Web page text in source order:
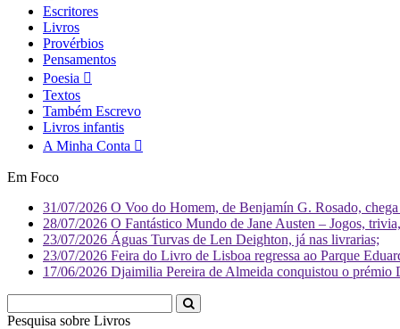
Escritores
Livros
Provérbios
Pensamentos
Poesia
Textos
Também Escrevo
Livros infantis
A Minha Conta
Em Foco
31/07/2026 O Voo do Homem, de Benjamín G. Rosado,
28/07/2026 O Fantástico Mundo de Jane Austen – Jogos,
23/07/2026 Águas Turvas de Len Deighton, já nas livrarias;
23/07/2026 Feira do Livro de Lisboa regressa ao Parque
17/06/2026 Djaimilia Pereira de Almeida conquistou o
Pesquisa sobre Livr